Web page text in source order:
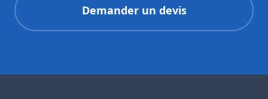
Demander un devis